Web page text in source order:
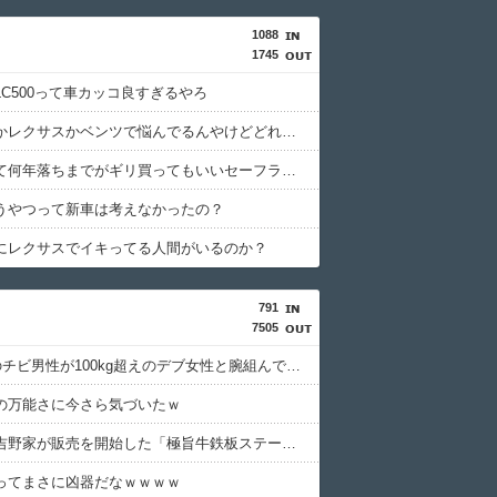
1088
1745
って車カッコ良すぎるやろ
ポルシェかレクサスかベンツで悩んでるんやけどどれがいいと思う？
中古車って何年落ちまでがギリ買ってもいいセーフライン？
やつって新車は考えなかったの？
レクサスでイキってる人間がいるのか？
791
7505
身長160のチビ男性が100kg超えのデブ女性と腕組んで歩いてたらどう思う？
万能さに今さら気づいたｗ
【衝撃】吉野家が販売を開始した「極旨牛鉄板ステーキ定食(1498円)」がうまそすぎると話題にｗｗｗｗｗ
てまさに凶器だなｗｗｗｗ